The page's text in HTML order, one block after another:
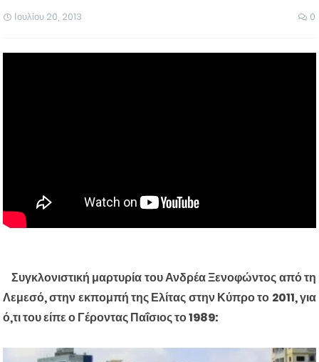
Ιουλίου 20, 2013 0
Συγκλονιστική μαρτυρία του Ανδρέα Ξενοφώντος από τη
Λεμεσό, στην εκπομπή της Ελίτας στην Κύπρο το 2011, για
ό,τι του είπε ο Γέροντας Παΐσιος το 1989: